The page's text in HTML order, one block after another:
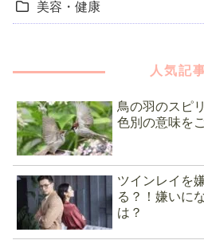
美容・健康
人気記
鳥の羽のスピ
色別の意味を
ツインレイを
る？！嫌いに
は？